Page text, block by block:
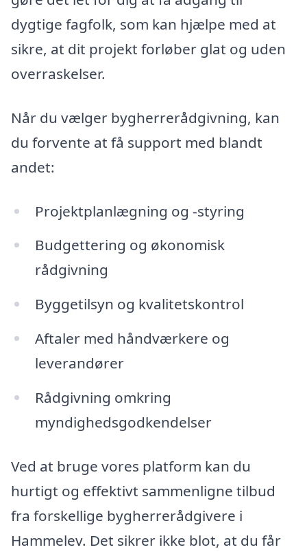
dygtige fagfolk, som kan hjælpe med at
sikre, at dit projekt forløber glat og uden
overraskelser.
Når du vælger bygherrerådgivning, kan
du forvente at få support med blandt
andet:
Projektplanlægning og -styring
Budgettering og økonomisk
rådgivning
Byggetilsyn og kvalitetskontrol
Aftaler med håndværkere og
leverandører
Rådgivning omkring
myndighedsgodkendelser
Ved at bruge vores platform kan du
hurtigt og effektivt sammenligne tilbud
fra forskellige bygherrerådgivere i
Hammelev. Det sikrer ikke blot, at du får